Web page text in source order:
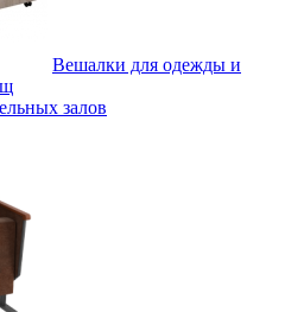
Вешалки для одежды и
залов